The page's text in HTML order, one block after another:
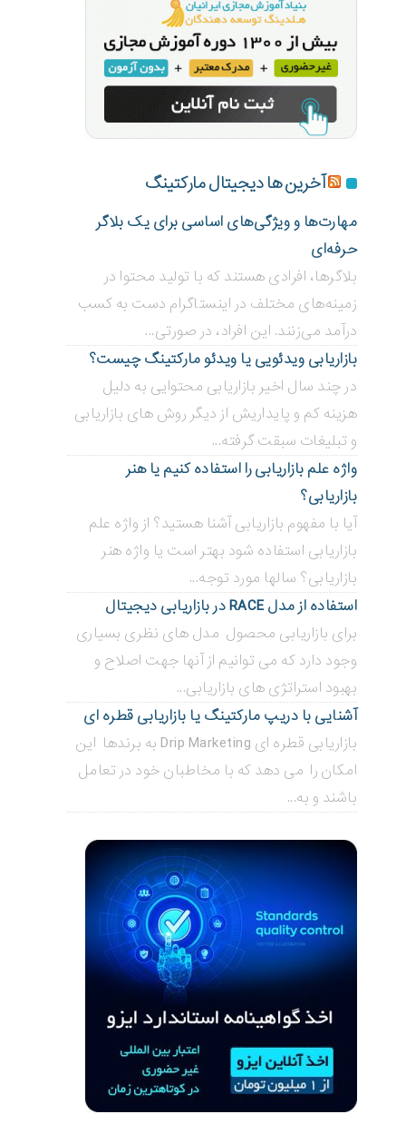
آخرین ها دیجیتال مارکتینگ
مهارت‌ها و ویژگی‌های اساسی برای یک بلاگر
حرفه‌ای
بلاگر‌ها، افرادی هستند که با تولید محتوا در
زمینه‌های مختلف در اینستاگرام دست به کسب
درآمد می‌زنند. این افراد، در صورتی...
بازاریابی ویدئویی ‌یا ویدئو مارکتینگ چیست؟
در چند سال اخیر بازاریابی محتوایی به دلیل
هزینه کم و پایداریش از دیگر روش های بازاریابی
و تبلیغات سبقت گرفته...
واژه علم بازاریابی را استفاده کنیم یا هنر
بازاریابی؟
آیا با مفهوم بازاریابی آشنا هستید؟ از واژه علم
بازاریابی استفاده شود بهتر است یا واژه هنر
بازاریابی؟ سالها مورد توجه...
استفاده از مدل RACE در بازاریابی دیجیتال
برای بازاریابی محصول مدل های نظری بسیاری
وجود دارد که می توانیم از آنها جهت اصلاح و
بهبود استراتژی های بازاریابی...
آشنایی با دریپ مارکتینگ یا بازاریابی قطره ای
بازاریابی قطره ای Drip Marketing به برندها این
امکان را می دهد که با مخاطبان خود در تعامل
باشند و به...